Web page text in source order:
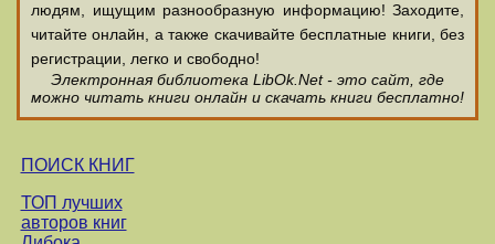
людям, ищущим разнообразную информацию! Заходите,
читайте онлайн, а также скачивайте бесплатные книги, без
регистрации, легко и свободно!
Электронная библиотека LibOk.Net - это сайт, где
можно читать книги онлайн и скачать книги бесплатно!
ПОИСК КНИГ
ТОП лучших
авторов книг